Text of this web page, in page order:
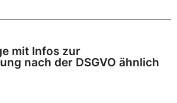
mit Infos zur
nach der DSGVO ähnlich